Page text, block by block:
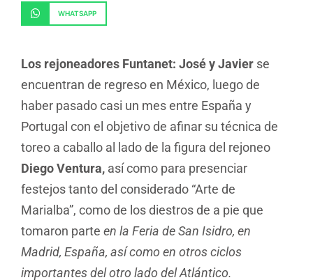
WHATSAPP
Los rejoneadores Funtanet: José y Javier se
encuentran de regreso en México, luego de
haber pasado casi un mes entre España y
Portugal con el objetivo de afinar su técnica de
toreo a caballo al lado de la figura del rejoneo
Diego Ventura, así como para presenciar
festejos tanto del considerado “Arte de
Marialba”, como de los diestros de a pie que
tomaron parte en la Feria de San Isidro, en
Madrid, España, así como en otros ciclos
importantes del otro lado del Atlántico.